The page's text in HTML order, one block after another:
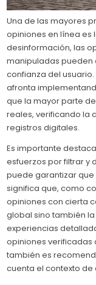
Una de las mayores
opiniones en línea es
desinformación, las
manipuladas pueden
confianza del
afronta
que la mayor parte
reales, verificando la
registros digitales.
Es importante
esfuerzos por filtrar y
puede garantizar que
significa que, como
opiniones con cierta
global sino también
experiencias
opiniones verificadas
también es
cuenta el contexto